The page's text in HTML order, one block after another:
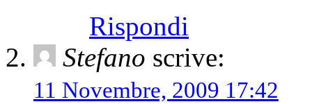
Rispondi
Stefano scrive:
11 Novembre, 2009 17:42